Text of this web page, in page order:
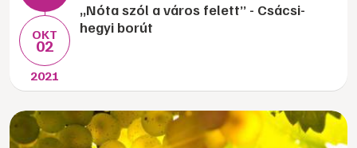
OKT
02
2021
„Nóta szól a város felett” - Csácsi-
hegyi borút